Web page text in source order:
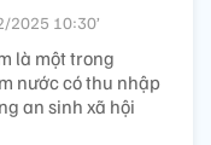
2025 10:30’
là một trong
nước có thu nhập
an sinh xã hội